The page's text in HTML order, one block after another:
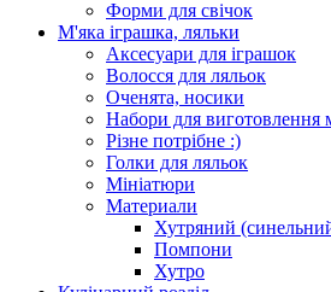
Форми для свічок
М'яка іграшка, ляльки
Аксесуари для іграшок
Волосся для ляльок
Оченята, носики
Набори для виготовлення
Різне потрібне :)
Голки для ляльок
Мініатюри
Материали
Хутряний
Помпони
Хутро